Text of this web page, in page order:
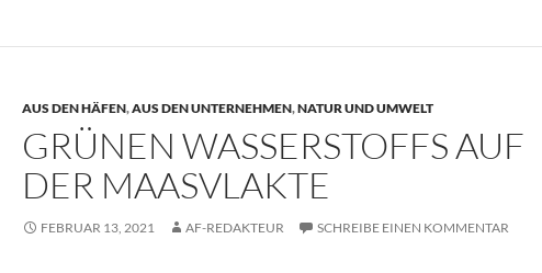
AUS DEN HÄFEN,AUS DEN UNTERNEHMEN,NATUR UND UMWELT
GRÜNEN WASSERSTOFFS AUF
DER MAASVLAKTE
FEBRUAR 13, 2021 AF-REDAKTEUR SCHREIBE EINEN KOMMENTAR